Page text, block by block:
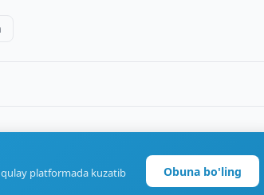
platformada kuzatib
Obuna bo'ling